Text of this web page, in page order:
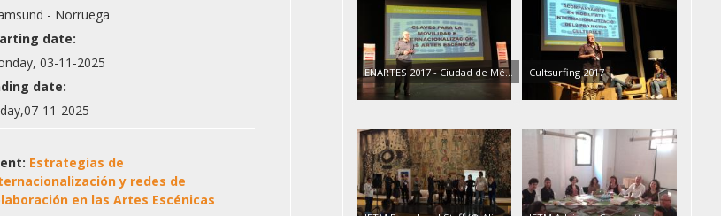
- Norruega
date:
03-11-2025
date:
11-2025
Estrategias de
y redes de
en las Artes Escénicas
ENARTES 2017 - Ciudad de Mé… Cultsurfing 2017